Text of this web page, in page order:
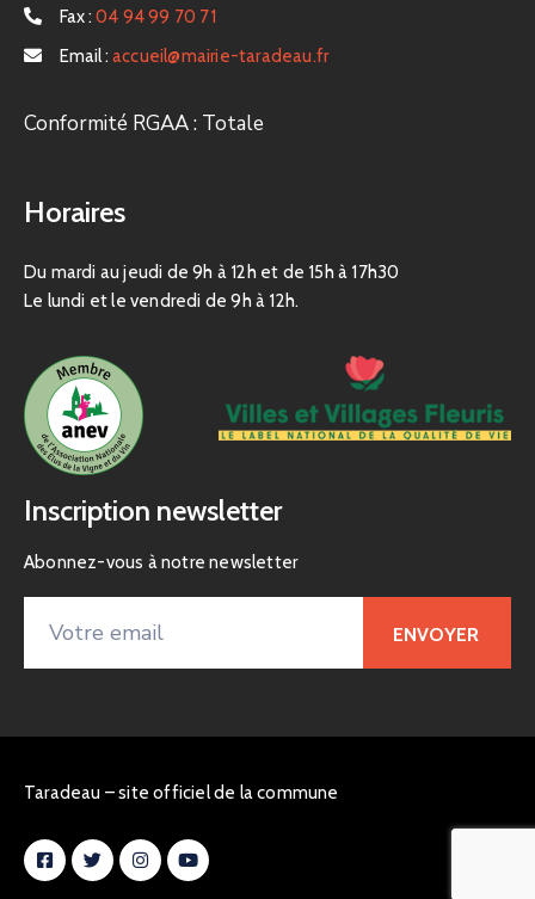
Fax : 04 94 99 70 71
Email : accueil@mairie-taradeau.fr
Conformité RGAA : Totale
Horaires
Du mardi au jeudi de 9h à 12h et de 15h à 17h30
Le lundi et le vendredi de 9h à 12h.
Inscription newsletter
Abonnez-vous à notre newsletter
Taradeau – site officiel de la commune